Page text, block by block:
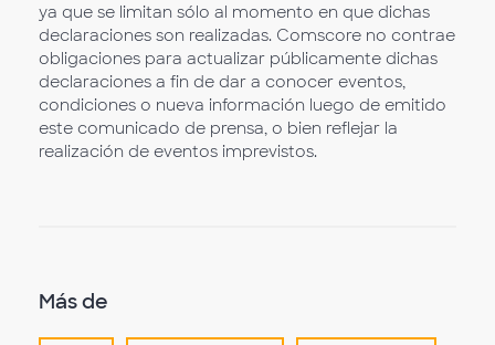
ya que se limitan sólo al momento en que dichas
declaraciones son realizadas. Comscore no contrae
obligaciones para actualizar públicamente dichas
declaraciones a fin de dar a conocer eventos,
condiciones o nueva información luego de emitido
este comunicado de prensa, o bien reflejar la
realización de eventos imprevistos.
Más de